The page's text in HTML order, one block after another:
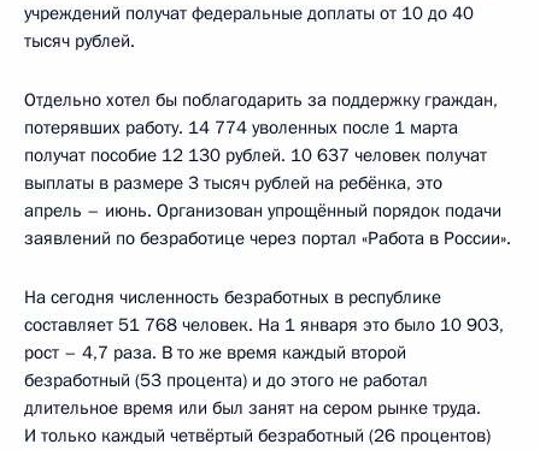
учреждений получат федеральные доплаты от 10 до 40
тысяч рублей.
Отдельно хотел бы поблагодарить за поддержку граждан,
потерявших работу. 14 774 уволенных после 1 марта
получат пособие 12 130 рублей. 10 637 человек получат
выплаты в размере 3 тысяч рублей на ребёнка, это
апрель – июнь. Организован упрощённый порядок подачи
заявлений по безработице через портал «Работа в России».
На сегодня численность безработных в республике
составляет 51 768 человек. На 1 января это было 10 903,
рост – 4,7 раза. В то же время каждый второй
безработный (53 процента) и до этого не работал
длительное время или был занят на сером рынке труда.
И только каждый четвёртый безработный (26 процентов)